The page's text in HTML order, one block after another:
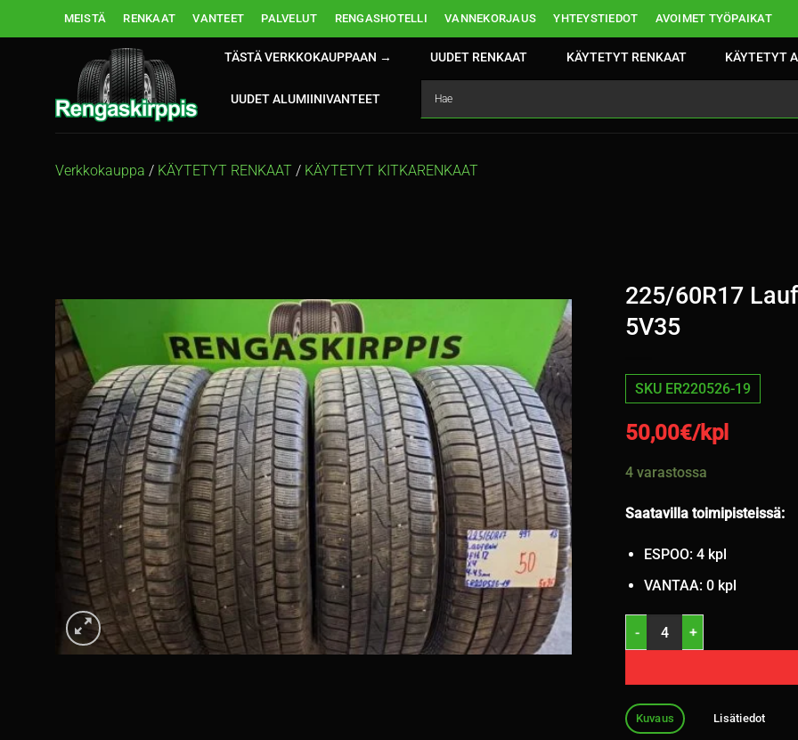
MEISTÄ RENKAAT VANTEET PALVELUT RENGASHOTELLI VANNEKORJAUS YHTEYSTIEDOT AVOIMET TYÖPAIKAT
TÄSTÄ VERKKOKAUPPAAN → UUDET RENKAAT KÄYTETYT RENKAAT KÄYTETYT
UUDET ALUMIINIVANTEET
Verkkokauppa / KÄYTETYT RENKAAT / KÄYTETYT KITKARENKAAT
225/60R17
5V35
SKU ER220526-19
50,00€/kpl
4 varastossa
Saatavilla toimipisteissä:
ESPOO: 4 kpl
VANTAA: 0 kpl
225/60R17 Laufenn IFit IZ
Kuvaus Lisätiedot